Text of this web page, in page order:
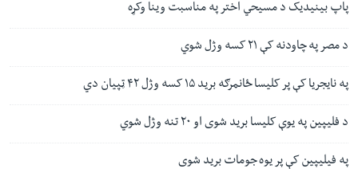
پاپ بینیدیک د مسیحي اختر په مناسبت وینا وکړه
د مصر په چاودنه کې ۲۱ کسه وژل شوي
په نایجریا کې پر کلیسا ځانمرګه برید ۱۵ کسه وژل ۴۲ ټپیان دي
د فلیپین په یوې کلیسا برید شوی او ٢٠ تنه وژل شوي
په فیلیپین کې پر یوه جومات برید شوی